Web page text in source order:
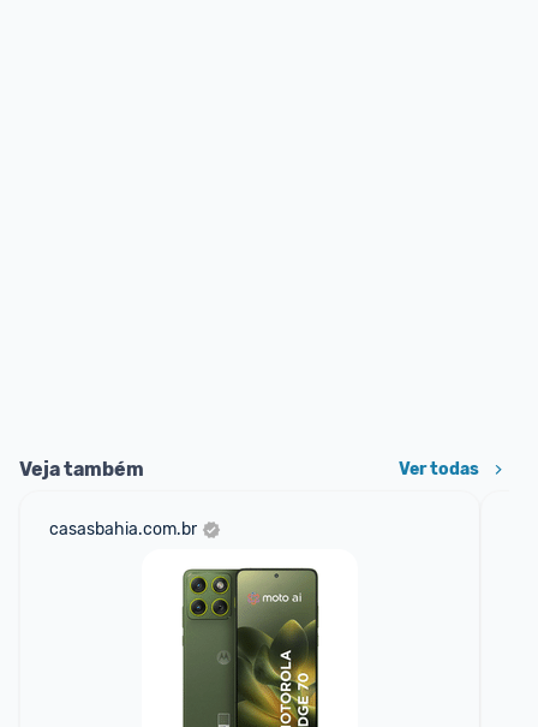
Veja também Ver todas
casasbahia.com.br